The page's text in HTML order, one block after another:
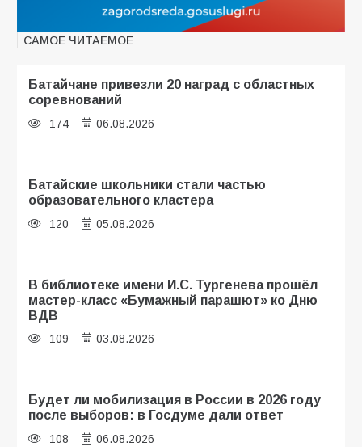
САМОЕ ЧИТАЕМОЕ
Батайчане привезли 20 наград с областных
соревнований
174 06.08.2026
Батайские школьники стали частью
образовательного кластера
120 05.08.2026
В библиотеке имени И.С. Тургенева прошёл
мастер-класс «Бумажный парашют» ко Дню
ВДВ
109 03.08.2026
Будет ли мобилизация в России в 2026 году
после выборов: в Госдуме дали ответ
108 06.08.2026